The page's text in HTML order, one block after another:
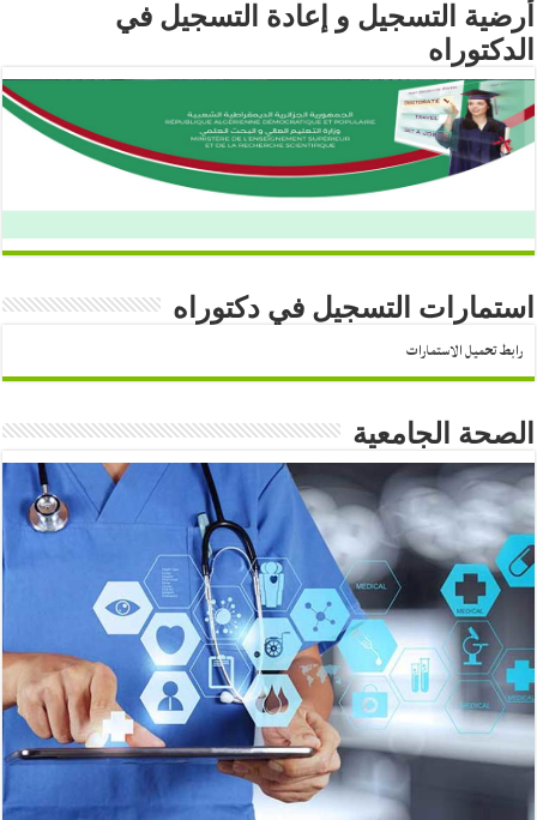
أرضية التسجيل و إعادة التسجيل في
الدكتوراه
استمارات التسجيل في دكتوراه
رابط تحميل الاستمارات
الصحة الجامعية